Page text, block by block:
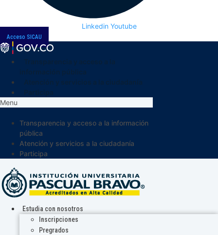
Linkedin Youtube
Acceso SICAU
Menu
Transparencia y acceso a la información
pública
Atención y servicios a la ciudadanía
Participa
Estudia con nosotros
Inscripciones
Pregrados